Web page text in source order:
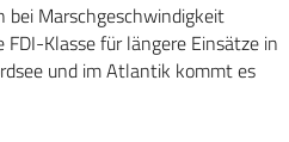
bei Marschgeschwindigkeit
Klasse für längere Einsätze in
und im Atlantik kommt es